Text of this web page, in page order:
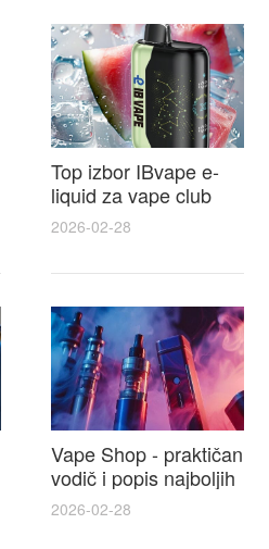
Top izbor IBvape e-
liquid za vape club
članove i ekskluzivne
2026-02-28
Vape Shop - praktičan
vodič i popis najboljih
e cigareta prodajna
mjesta u Hrvatskoj
2026-02-28